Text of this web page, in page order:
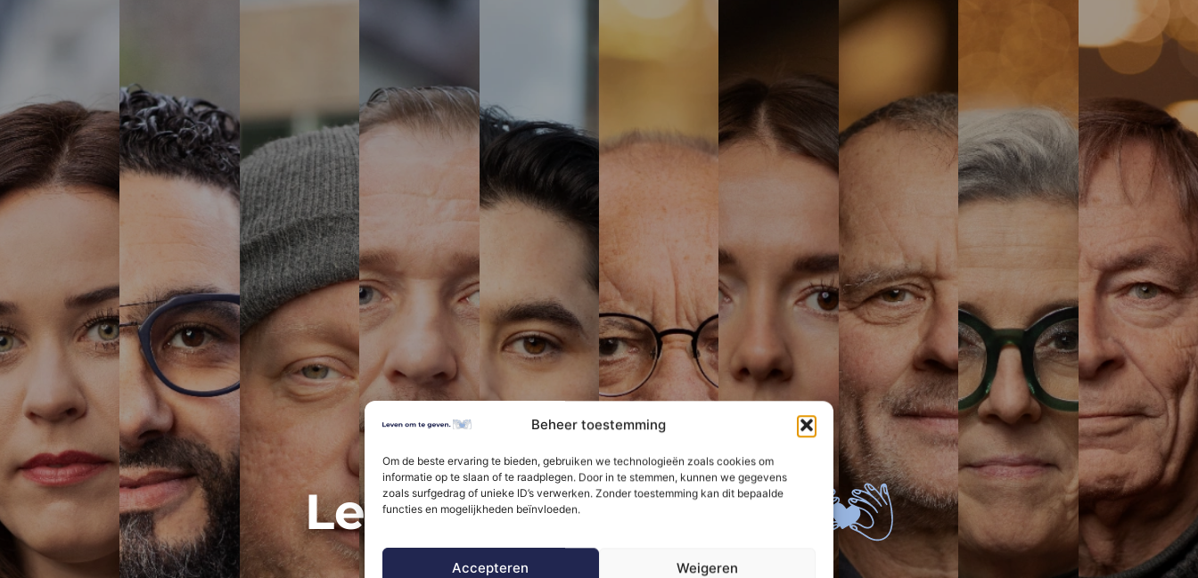
Beheer toestemming
Om de beste ervaring te bieden, gebruiken we technologieën zoals cookies om
informatie op te slaan of te raadplegen. Door in te stemmen, kunnen we gegevens
zoals surfgedrag of unieke ID’s verwerken. Zonder toestemming kan dit bepaalde
functies en mogelijkheden beïnvloeden.
Accepteren Weigeren
Leven om te geven